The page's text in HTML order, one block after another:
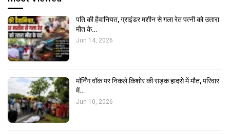
पति की हैवानियत, ग्राइंडर मशीन से गला रेत पत्नी को उतारा
मौत के…
Jun 14, 2026
मॉर्निंग वॉक पर निकले किशोर की सड़क हादसे में मौत, परिवार
में…
Jun 10, 2026